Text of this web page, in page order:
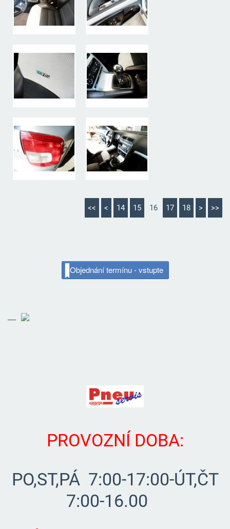
<< < 14 15 16 17 18 > >>
Objednání termínu - vstupte
PROVOZNÍ DOBA:
PO,ST,PÁ 7:00-17:00-ÚT,ČT
7:00-16.00